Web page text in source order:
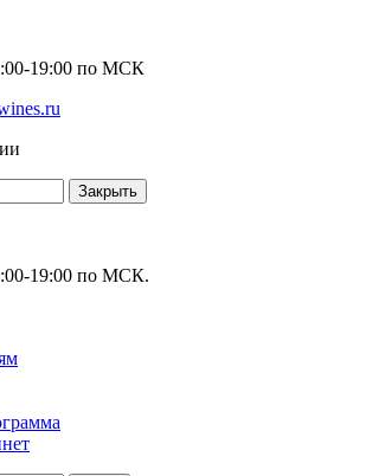
19:00 по МСК
Закрыть
19:00 по МСК.